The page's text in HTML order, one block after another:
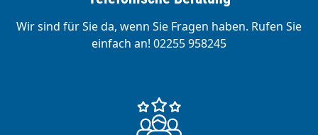
Wir sind für Sie da, wenn Sie Fragen haben. Rufen Sie
einfach an! 02255 958245